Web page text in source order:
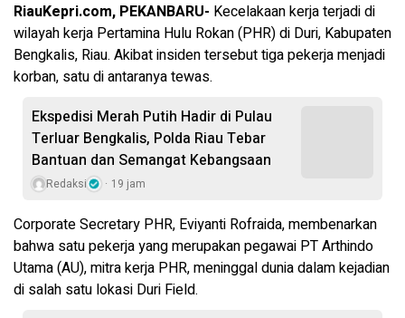
RiauKepri.com, PEKANBARU- Kecelakaan kerja terjadi di
wilayah kerja Pertamina Hulu Rokan (PHR) di Duri, Kabupaten
Bengkalis, Riau. Akibat insiden tersebut tiga pekerja menjadi
korban, satu di antaranya tewas.
Ekspedisi Merah Putih Hadir di Pulau
Terluar Bengkalis, Polda Riau Tebar
Bantuan dan Semangat Kebangsaan
Redaksi 19 jam
Corporate Secretary PHR, Eviyanti Rofraida, membenarkan
bahwa satu pekerja yang merupakan pegawai PT Arthindo
Utama (AU), mitra kerja PHR, meninggal dunia dalam kejadian
di salah satu lokasi Duri Field.